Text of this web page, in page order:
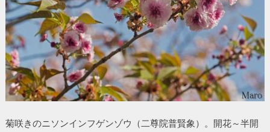
菊咲きのニソンインフゲンゾウ（二尊院普賢象）。開花～半開